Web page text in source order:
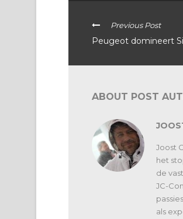
Previous Post
Peugeot domineert
ABOUT POST
Joost
het
de
JC-
als